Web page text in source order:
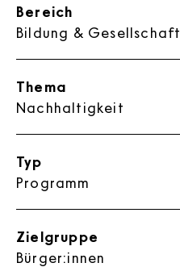
Bereich
Bildung & Gesellschaft
Thema
Nachhaltigkeit
Typ
Programm
Zielgruppe
Bürger:innen